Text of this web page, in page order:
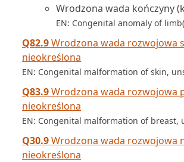
Wrodzona wada kończyny
EN: Congenital anomaly of
Q82.9Wrodzona wada rozwojowa
nieokreślona
EN: Congenital malformation of skin,
Q83.9Wrodzona wada rozwojowa
nieokreślona
EN: Congenital malformation of breast,
Q30.9Wrodzona wada rozwojowa
nieokreślona